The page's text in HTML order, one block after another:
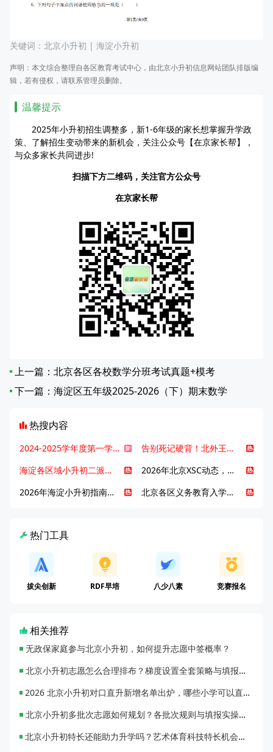
关键词： 北京小升初 | 海淀小升初
声明：本文综合整理自各区教育考试中心，由北京小升初信息网站团队排版编
辑，若有侵权，请联系管理员删除。
温馨提示
2025年小升初招生调整多，新1-6年级的家长想掌握升学政
策、了解招生变动带来的新机会，关注公众号【在京家长帮】，
与众多家长共同进步!
扫描下方二维码，关注官方公众号
在京家长帮
上一篇： 北京各区各校数学分班考试真题+模考
下一篇： 海淀区五年级2025-2026（下）期末数学
热搜内容
2024-2025学年度第一学期北京各区期末考试真题试卷汇总
告别死记硬背！北外王牌精读词汇课，帮孩子突破英语词汇难关
海淀各区域小升初二派全攻略合集！区域一至五志愿填报、升学策略详解
2026年北京XSC动态，持续更新中ing...
2026年海淀小升初指南，一文了解招生政策要点
北京各区义务教育入学咨询电话汇总，25年小升初家长提前收藏
热门工具
拔尖创新 RDF早培 八少八素 竞赛报名
相关推荐
无政保家庭参与北京小升初，如何提升志愿中签概率？
北京小升初志愿怎么合理排布？梯度设置全套策略与填报避坑指南
2026 北京小升初对口直升新增名单出炉，哪些小学可以直升优质初中？
北京小升初多批次志愿如何规划？各批次规则与填报实操指南
北京小升初特长还能助力升学吗？艺术体育科技特长机会与误区全面解析